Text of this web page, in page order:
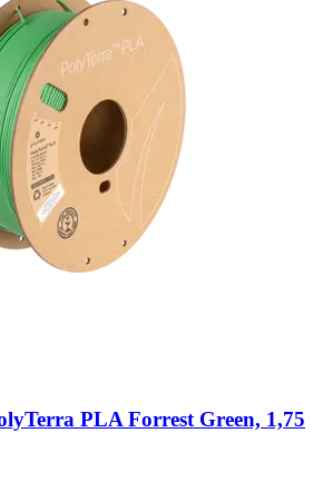
PLA Forrest Green, 1,75